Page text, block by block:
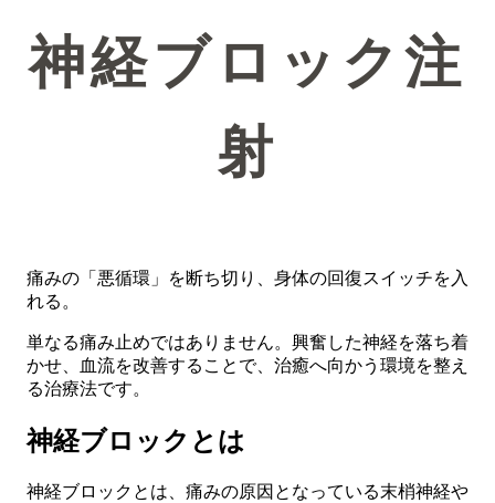
神経ブロック注
射
痛みの「悪循環」を断ち切り、身体の回復スイッチを入
れる。
単なる痛み止めではありません。興奮した神経を落ち着
かせ、血流を改善することで、治癒へ向かう環境を整え
る治療法です。
神経ブロックとは
神経ブロックとは、痛みの原因となっている末梢神経や